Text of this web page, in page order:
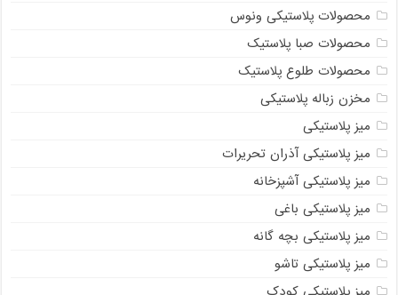
محصولات پلاستیکی ونوس
محصولات صبا پلاستیک
محصولات طلوع پلاستیک
مخزن زباله پلاستیکی
میز پلاستیکی
میز پلاستیکی آذران تحریرات
میز پلاستیکی آشپزخانه
میز پلاستیکی باغی
میز پلاستیکی بچه گانه
میز پلاستیکی تاشو